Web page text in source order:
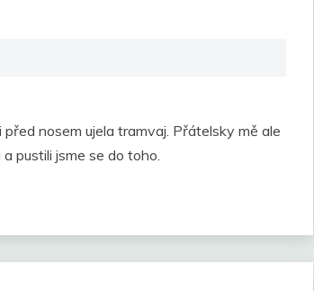
nosem ujela tramvaj. Přátelsky mě ale
pustili jsme se do toho.